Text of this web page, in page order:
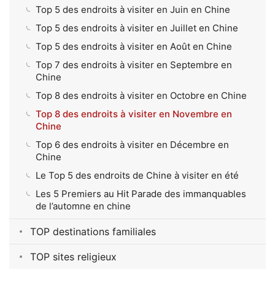
Top 5 des endroits à visiter en Juin en Chine
Top 5 des endroits à visiter en Juillet en Chine
Top 5 des endroits à visiter en Août en Chine
Top 7 des endroits à visiter en Septembre en
Chine
Top 8 des endroits à visiter en Octobre en Chine
Top 8 des endroits à visiter en Novembre en
Chine
Top 6 des endroits à visiter en Décembre en
Chine
Le Top 5 des endroits de Chine à visiter en été
Les 5 Premiers au Hit Parade des immanquables
de l’automne en chine
TOP destinations familiales
TOP sites religieux